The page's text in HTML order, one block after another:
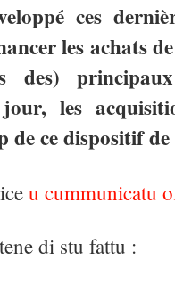
ces
les achats
des)
les
de ce dispositif
u cummunicatu
di stu fattu :